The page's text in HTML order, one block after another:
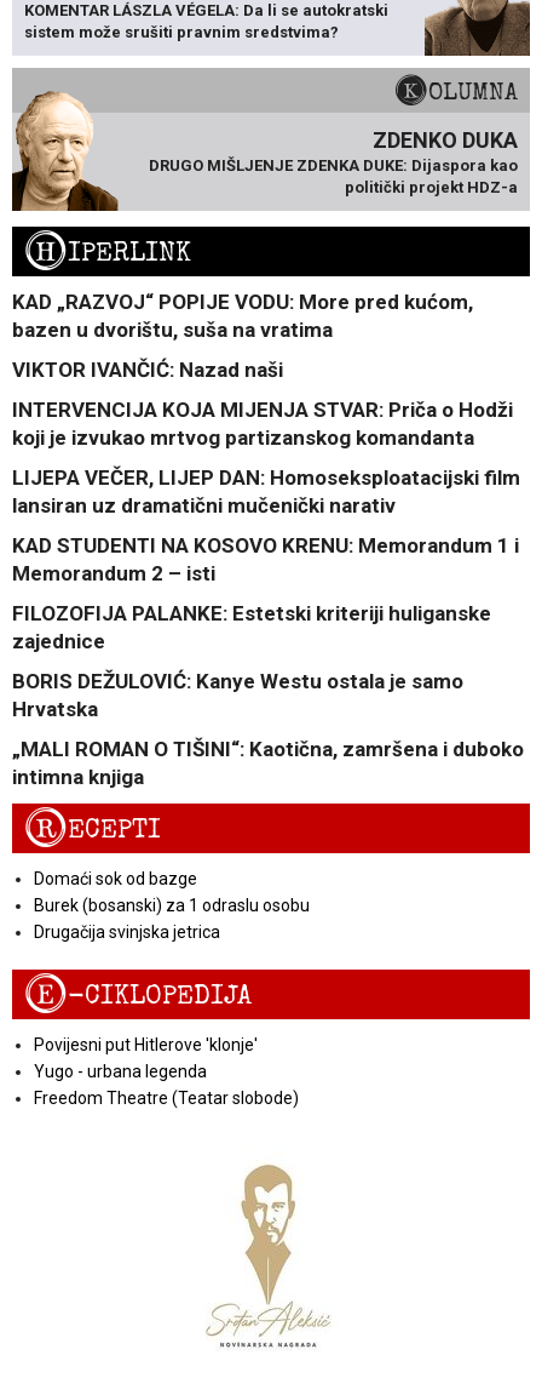
KOMENTAR LÁSZLA VÉGELA: Da li se autokratski
sistem može srušiti pravnim sredstvima?
KOLUMNA
ZDENKO DUKA
DRUGO MIŠLJENJE ZDENKA DUKE: Dijaspora kao
politički projekt HDZ-a
HIPERLINK
KAD „RAZVOJ“ POPIJE VODU: More pred kućom,
bazen u dvorištu, suša na vratima
VIKTOR IVANČIĆ: Nazad naši
INTERVENCIJA KOJA MIJENJA STVAR: Priča o Hodži
koji je izvukao mrtvog partizanskog komandanta
LIJEPA VEČER, LIJEP DAN: Homoseksploatacijski film
lansiran uz dramatični mučenički narativ
KAD STUDENTI NA KOSOVO KRENU: Memorandum 1 i
Memorandum 2 – isti
FILOZOFIJA PALANKE: Estetski kriteriji huliganske
zajednice
BORIS DEŽULOVIĆ: Kanye Westu ostala je samo
Hrvatska
„MALI ROMAN O TIŠINI“: Kaotična, zamršena i duboko
intimna knjiga
RECEPTI
Domaći sok od bazge
Burek (bosanski) za 1 odraslu osobu
Drugačija svinjska jetrica
E-CIKLOPEDIJA
Povijesni put Hitlerove 'klonje'
Yugo - urbana legenda
Freedom Theatre (Teatar slobode)